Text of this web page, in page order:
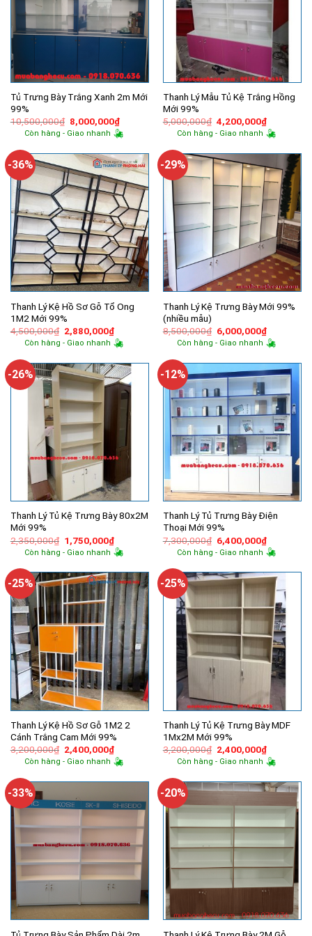
Tủ Trưng Bày Trắng Xanh 2m Mới
99%
10,500,000₫ Giá
gốc
là:
8,000,000₫Giá
hiện
tại
8,000,000₫.
Còn hàng - Giao nhanh
Thanh Lý Mẫu Tủ Kệ Trắng Hồng
Mới 99%
5,000,000₫ Giá
gốc
là:
4,200,000₫Giá
hiện
tại
Còn hàng - Giao nhanh
-36%
Thanh Lý Kệ Hồ Sơ Gỗ Tổ Ong
1M2 Mới 99%
4,500,000₫ Giá
gốc
là:
2,880,000₫Giá
hiện
tại
2,880,000₫.
Còn hàng - Giao nhanh
-29%
Thanh Lý Kệ Trưng Bày Mới 99%
(nhiều mẫu)
8,500,000₫ Giá
gốc
là:
6,000,000₫Giá
hiện
tại
Còn hàng - Giao nhanh
-26%
Thanh Lý Tủ Kệ Trưng Bày 80x2M
Mới 99%
2,350,000₫ Giá
gốc
là:
1,750,000₫Giá
hiện
tại
1,750,000₫.
Còn hàng - Giao nhanh
-12%
Thanh Lý Tủ Trưng Bày Điện
Thoại Mới 99%
7,300,000₫ Giá
gốc
là:
6,400,000₫Giá
hiện
tại
Còn hàng - Giao nhanh
-25%
Thanh Lý Kệ Hồ Sơ Gỗ 1M2 2
Cánh Trắng Cam Mới 99%
3,200,000₫ Giá
gốc
là:
2,400,000₫Giá
hiện
tại
2,400,000₫.
Còn hàng - Giao nhanh
-25%
Thanh Lý Tủ Kệ Trưng Bày MDF
1Mx2M Mới 99%
3,200,000₫ Giá
gốc
là:
2,400,000₫Giá
hiện
tại
Còn hàng - Giao nhanh
-33% -20%